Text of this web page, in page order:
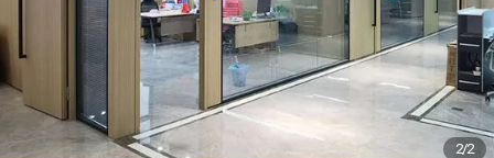
2/2